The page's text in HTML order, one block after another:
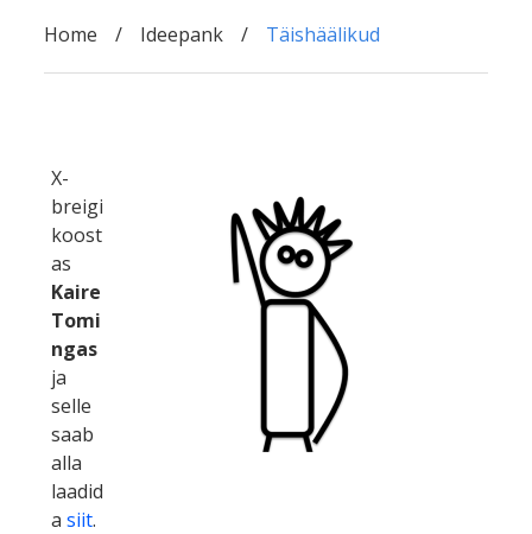
Home Ideepank Täishäälikud
X-
breigi
koost
as
Kaire
Tomi
ngas
ja
selle
saab
alla
laadid
a siit.